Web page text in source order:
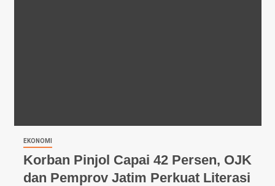
EKONOMI
Korban Pinjol Capai 42 Persen, OJK
dan Pemprov Jatim Perkuat Literasi